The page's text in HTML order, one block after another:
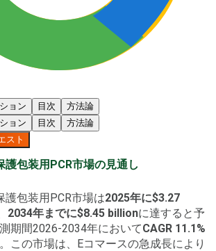
ョン 目次
方法論
ョン 目次
方法論
スト
護包装用PCR市場の見通し
護包装用PCR市場は2025年に$3.27
2034年までに$8.45 billionに達すると予
期間2026-2034年においてCAGR 11.1%
この市場は、Eコマースの急成長により